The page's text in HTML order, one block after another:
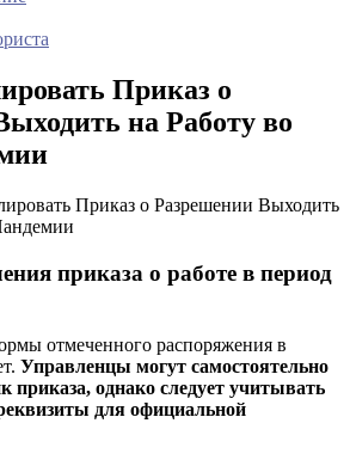
Приказ о
на Работу во
Приказ о Разрешении Выходить
приказа о работе в период
отмеченного распоряжения в
Управленцы могут самостоятельно
приказа, однако следует учитывать
для официальной